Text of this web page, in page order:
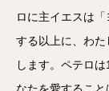
ロに主イエスは
する以上に、わ
します。ペテロ
なたを愛するこ